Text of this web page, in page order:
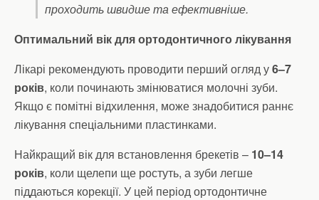
проходить швидше та ефективніше.
Оптимальний вік для ортодонтичного лікування
Лікарі рекомендують проводити перший огляд у6–7
років, коли починають змінюватися молочні зуби.
Якщо є помітні відхилення, може знадобитися раннє
лікування спеціальними пластинками.
Найкращий вік для встановлення брекетів – 10–14
років, коли щелепи ще ростуть, а зуби легше
піддаються корекції. У цей період ортодонтичне